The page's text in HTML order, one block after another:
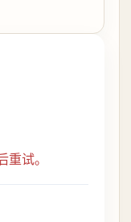
关枪怎么过一、
试。